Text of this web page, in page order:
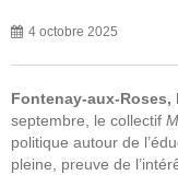
4 octobre 2025
Fontenay-aux-Roses,
septembre, le collectif
politique autour de
pleine, preuve de